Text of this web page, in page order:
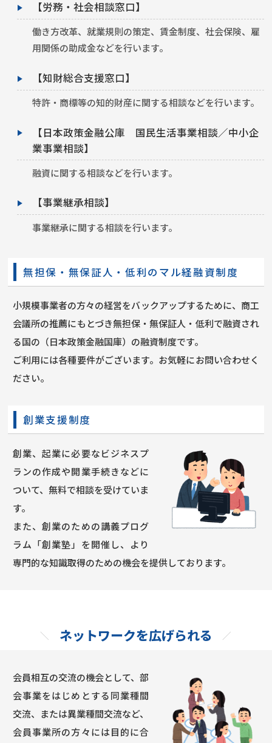
【労務・社会相談窓口】
働き方改革、就業規則の策定、賃金制度、社会保険、雇
用関係の助成金などを行います。
【知財総合支援窓口】
特許・商標等の知的財産に関する相談などを行います。
【日本政策金融公庫 国民生活事業相談／中小企
業事業相談】
融資に関する相談などを行います。
【事業継承相談】
事業継承に関する相談を行います。
無担保・無保証人・低利のマル経融資制度
小規模事業者の方々の経営をバックアップするために、商工
会議所の推薦にもとづき無担保・無保証人・低利で融資され
る国の（日本政策金融国庫）の融資制度です。
ご利用には各種要件がございます。お気軽にお問い合わせく
ださい。
創業支援制度
創業、起業に必要なビジネスプ
ランの作成や開業手続きなどに
ついて、無料で相談を受けていま
す。
また、創業のための講義プログ
ラム「創業塾」を開催し、より
専門的な知識取得のための機会を提供しております。
ネットワークを広げられる
会員相互の交流の機会として、部
会事業をはじめとする同業種間
交流、または異業種間交流など、
会員事業所の方々には目的に合